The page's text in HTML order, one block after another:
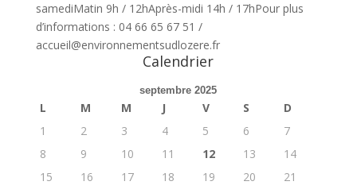
samediMatin 9h / 12hAprès-midi 14h / 17hPour plus
d’informations : 04 66 65 67 51 /
accueil@environnementsudlozere.fr
Calendrier
septembre 2025
L M M J V S
D
1
2 3 4 5 6
7
8
9 10 11 12 13
14
15
16 17 18 19 20
21